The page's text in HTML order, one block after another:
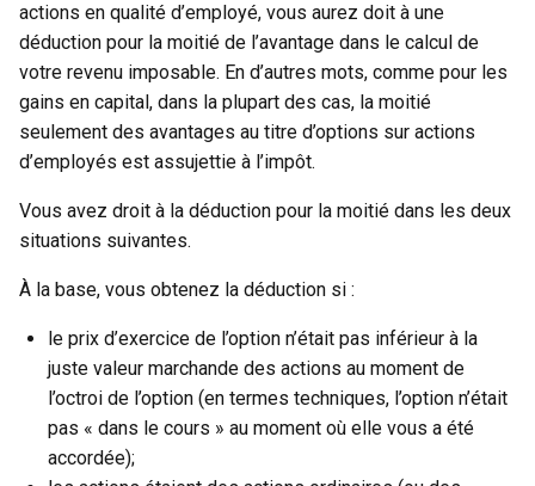
actions en qualité d’employé, vous aurez doit à une
déduction pour la moitié de l’avantage dans le calcul de
votre revenu imposable. En d’autres mots, comme pour les
gains en capital, dans la plupart des cas, la moitié
seulement des avantages au titre d’options sur actions
d’employés est assujettie à l’impôt.
Vous avez droit à la déduction pour la moitié dans les deux
situations suivantes.
À la base, vous obtenez la déduction si :
le prix d’exercice de l’option n’était pas inférieur à la
juste valeur marchande des actions au moment de
l’octroi de l’option (en termes techniques, l’option n’était
pas « dans le cours » au moment où elle vous a été
accordée);